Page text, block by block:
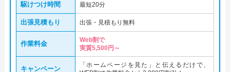
駆けつけ時間 最短20分
出張見積もり 出張・見積もり無料
作業料金
Web割で
実質5,500円～
キャンペーン
「ホームページを見た」と伝えるだけで、